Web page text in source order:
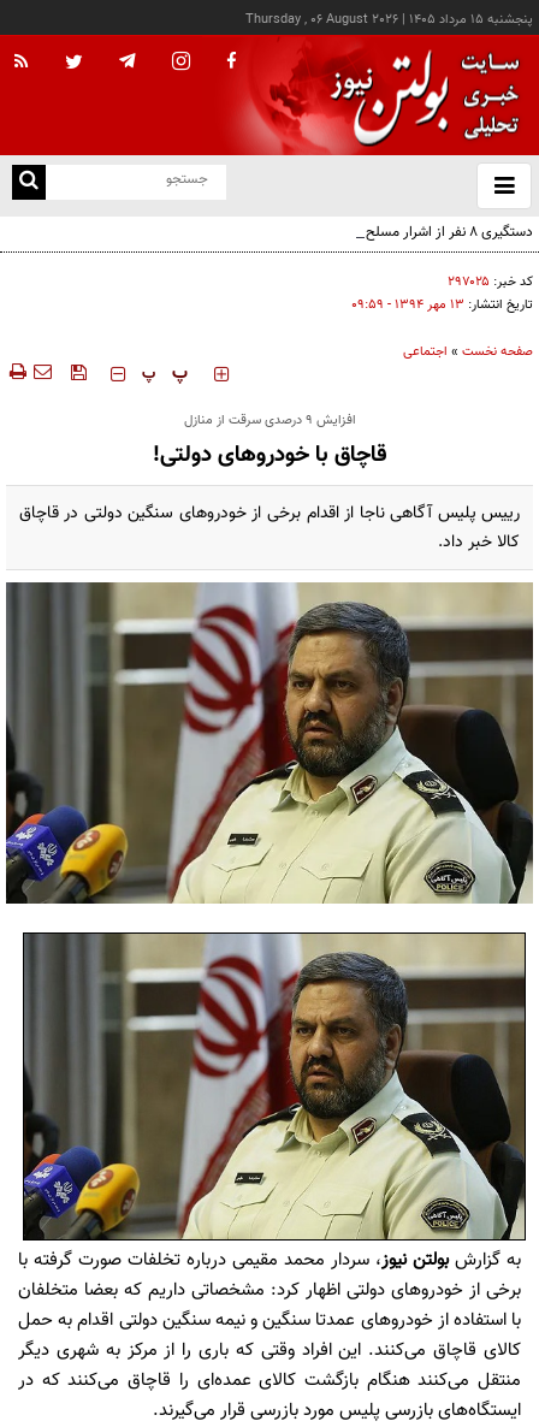
پنجشنبه ۱۵ مرداد ۱۴۰۵ |
Thursday , 06 August 2026
باز
و
دستگیری ۸ نفر از اشرار مسلح شاخص و مرتبطین گروهک‌های تروریستی
کد خبر: ۲۹۷۰۲۵
تاریخ انتشار: ۱۳ مهر ۱۳۹۴ - ۰۹:۵۹
صفحه نخست » اجتماعی
‍‍‍ پ پ
افزایش 9 درصدی سرقت از منازل
قاچاق با خودروهای دولتی!
رییس پلیس آگاهی ناجا از اقدام برخی از خودروهای سنگین دولتی در قاچاق
کالا خبر داد.
به گزارشبولتن نیوز، سردار محمد مقیمی درباره تخلفات صورت گرفته با
برخی از خودروهای دولتی اظهار کرد: مشخصاتی داریم که بعضا متخلفان
با استفاده از خودروهای عمدتا سنگین و نیمه سنگین دولتی اقدام به حمل
کالای قاچاق می‌کنند. این افراد وقتی که باری را از مرکز به شهری دیگر
منتقل می‌کنند هنگام بازگشت کالای عمده‌ای را قاچاق می‌کنند که در
ایستگاه‌های بازرسی پلیس مورد بازرسی قرار می‌گیرند.